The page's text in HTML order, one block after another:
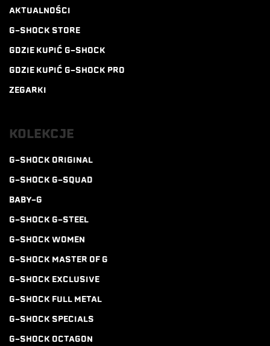
AKTUALNOŚCI
G-SHOCK STORE
GDZIE KUPIĆ G-SHOCK
GDZIE KUPIĆ G-SHOCK PRO
ZEGARKI
KOLEKCJE
G-SHOCK ORIGINAL
G-SHOCK G-SQUAD
BABY-G
G-SHOCK G-STEEL
G-SHOCK WOMEN
G-SHOCK MASTER OF G
G-SHOCK EXCLUSIVE
G-SHOCK FULL METAL
G-SHOCK SPECIALS
G-SHOCK OCTAGON